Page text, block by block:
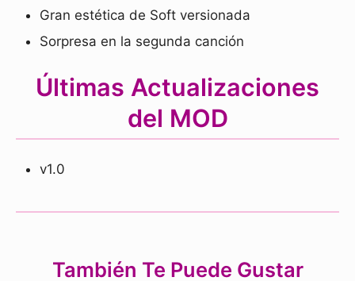
Gran estética de Soft versionada
Sorpresa en la segunda canción
Últimas Actualizaciones
del MOD
v1.0
También Te Puede Gustar